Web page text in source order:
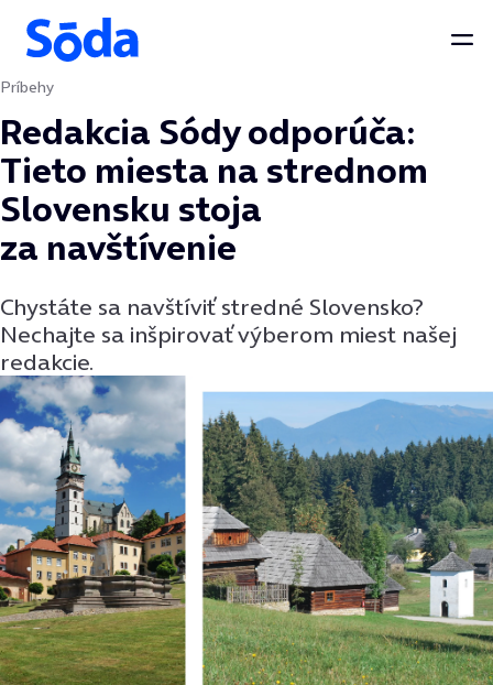
Preskočiť na obsah
Príbehy
Redakcia Sódy odporúča:
Tieto miesta na strednom
Slovensku stoja
za navštívenie
Chystáte sa navštíviť stredné Slovensko?
Nechajte sa inšpirovať výberom miest našej
redakcie.